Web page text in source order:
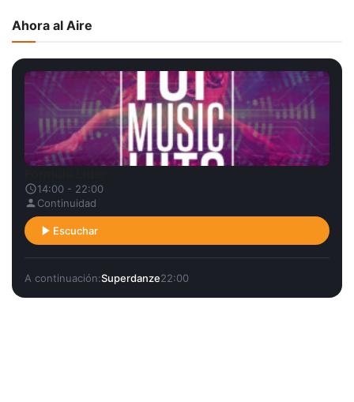
Ahora al Aire
14:00 - 22:00
Continuidad
Escuchar
A continuación:Superdanze22:00